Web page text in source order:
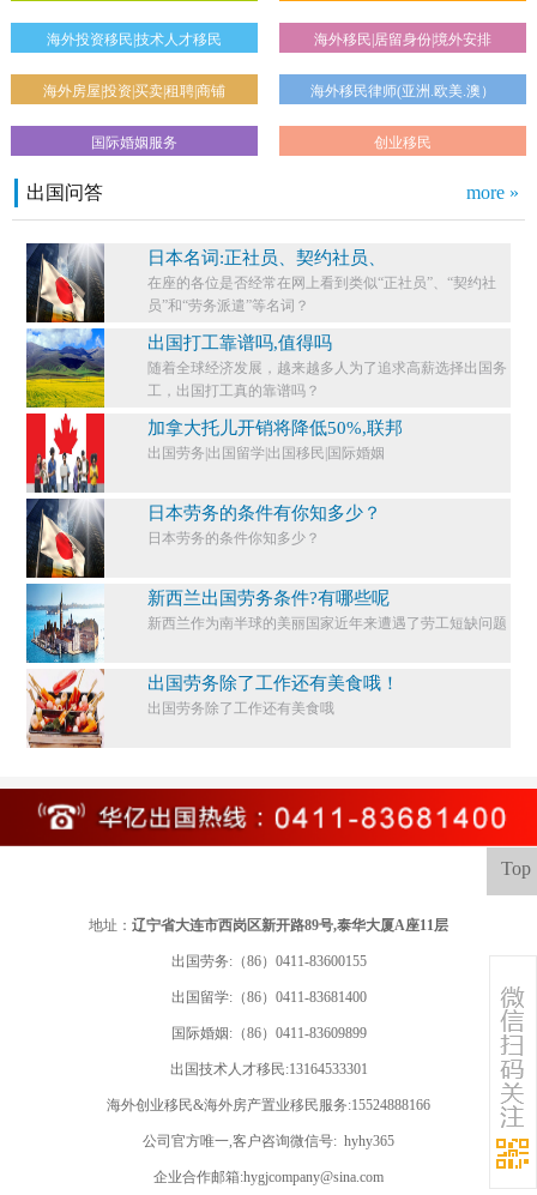
海外投资移民|技术人才移民 海外移民|居留身份|境外安排
海外房屋|投资|买卖|租聘|商铺 海外移民律师(亚洲.欧美.澳）
国际婚姻服务 创业移民
出国问答 more »
日本名词:正社员、契约社员、
在座的各位是否经常在网上看到类似“正社员”、“契约社
员”和“劳务派遣”等名词？
出国打工靠谱吗,值得吗
随着全球经济发展，越来越多人为了追求高薪选择出国务
工，出国打工真的靠谱吗？
加拿大托儿开销将降低50%,联邦
出国劳务|出国留学|出国移民|国际婚姻
日本劳务的条件有你知多少？
日本劳务的条件你知多少？​
新西兰出国劳务条件?有哪些呢
新西兰作为南半球的美丽国家近年来遭遇了劳工短缺问题
出国劳务除了工作还有美食哦！
出国劳务除了工作还有美食哦
Top
地址： 辽宁省大连市西岗区新开路89号,泰华大厦A座11层
出国劳务:（86）0411-83600155
出国留学:（86）0411-83681400
国际婚姻:（86）0411-83609899
出国技术人才移民:13164533301
海外创业移民&海外房产置业移民服务:15524888166
公司官方唯一,客户咨询微信号: hyhy365
企业合作邮箱:hygjcompany@sina.com